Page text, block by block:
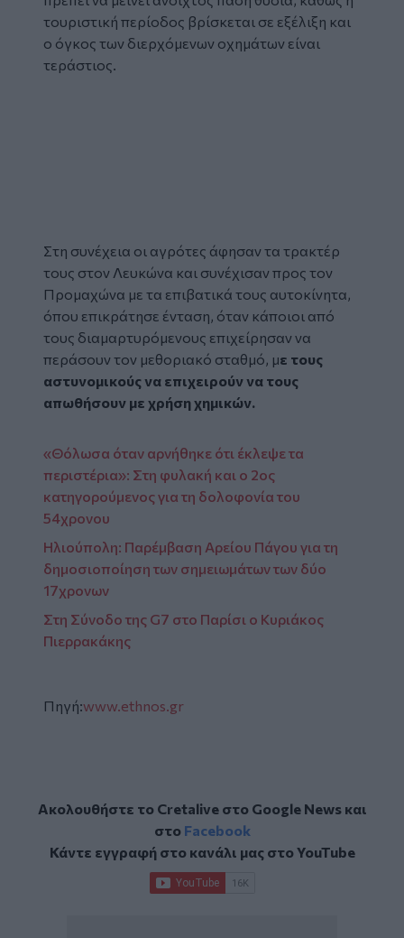
τουριστική περίοδος βρίσκεται σε εξέλιξη και
ο όγκος των διερχόμενων οχημάτων είναι
τεράστιος.
Στη συνέχεια οι αγρότες άφησαν τα τρακτέρ
τους στον Λευκώνα και συνέχισαν προς τον
Προμαχώνα με τα επιβατικά τους αυτοκίνητα,
όπου επικράτησε ένταση, όταν κάποιοι από
τους διαμαρτυρόμενους επιχείρησαν να
περάσουν τον μεθοριακό σταθμό, με τους
αστυνομικούς να επιχειρούν να τους
απωθήσουν με χρήση χημικών.
«Θόλωσα όταν αρνήθηκε ότι έκλεψε τα
περιστέρια»: Στη φυλακή και ο 2ος
κατηγορούμενος για τη δολοφονία του
54χρονου
Ηλιούπολη: Παρέμβαση Αρείου Πάγου για τη
δημοσιοποίηση των σημειωμάτων των δύο
17χρονων
Στη Σύνοδο της G7 στο Παρίσι ο Κυριάκος
Πιερρακάκης
Πηγή:www.ethnos.gr
Ακολουθήστε το Cretalive στο Google Newsκαι
στο Facebook
Κάντε εγγραφή στο κανάλι μας στοYouTube